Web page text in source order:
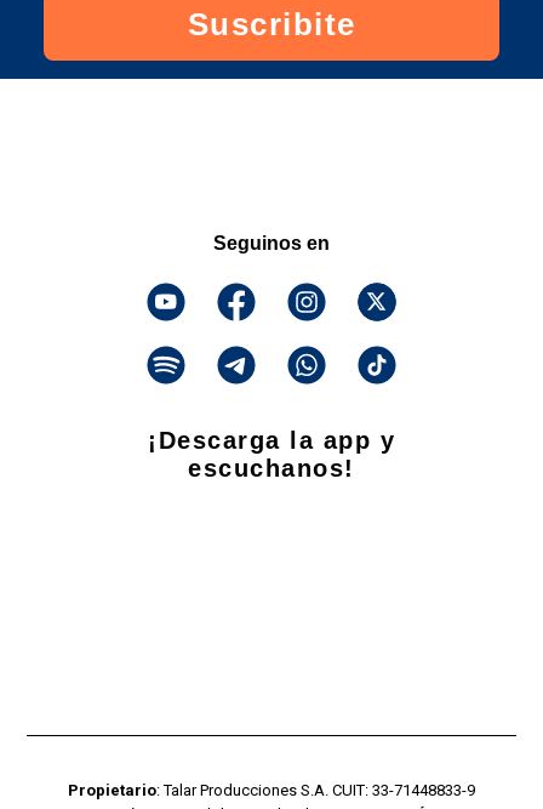
Suscribite
Seguinos en
¡Descarga la app y
escuchanos!
Propietario: Talar Producciones S.A. CUIT: 33-71448833-9